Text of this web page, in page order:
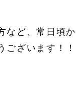
ど、常日頃
ざいます！！